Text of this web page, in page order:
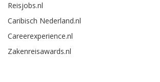
Reisjobs.nl
Caribisch Nederland.nl
Careerexperience.nl
Zakenreisawards.nl